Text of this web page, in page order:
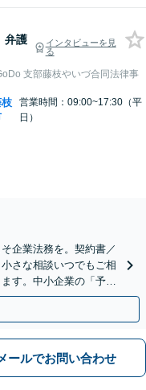
弁護
インタビューを見
る
支部藤枝やいづ合同法律事
営業時間：09:00~17:30（平
日）
企業法務を。契約書／
さな相談いつでもご相
す。中小企業の「予防
ールでお問い合わせ